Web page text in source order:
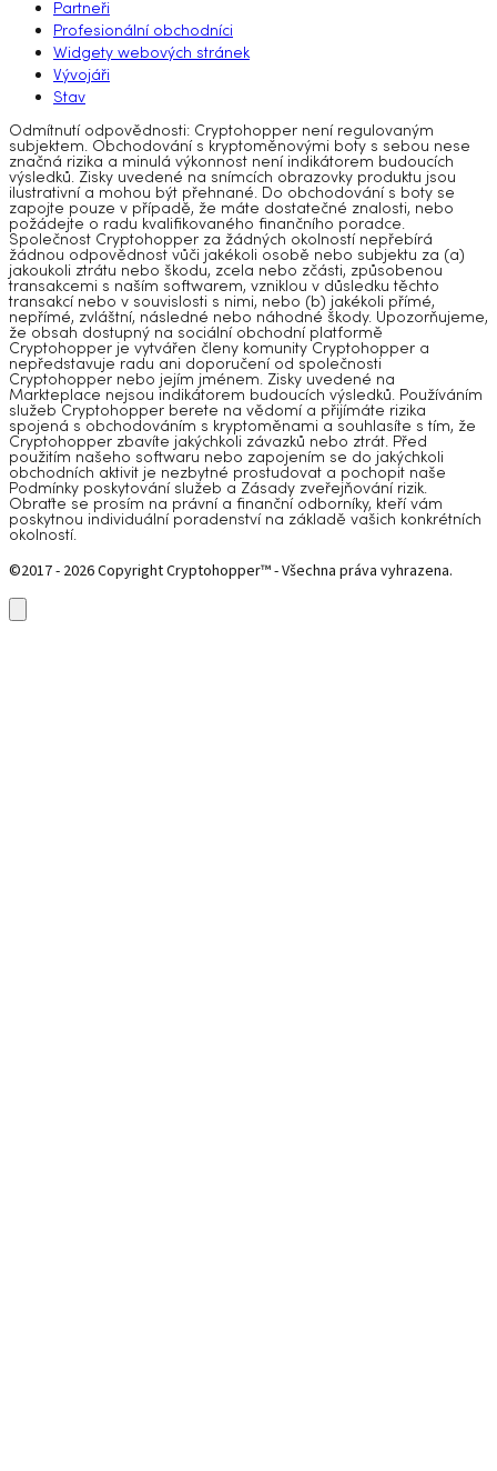
Partneři
Profesionální obchodníci
Widgety webových stránek
Vývojáři
Stav
Odmítnutí odpovědnosti: Cryptohopper není regulovaným
subjektem. Obchodování s kryptoměnovými boty s sebou nese
značná rizika a minulá výkonnost není indikátorem budoucích
výsledků. Zisky uvedené na snímcích obrazovky produktu jsou
ilustrativní a mohou být přehnané. Do obchodování s boty se
zapojte pouze v případě, že máte dostatečné znalosti, nebo
požádejte o radu kvalifikovaného finančního poradce.
Společnost Cryptohopper za žádných okolností nepřebírá
žádnou odpovědnost vůči jakékoli osobě nebo subjektu za (a)
jakoukoli ztrátu nebo škodu, zcela nebo zčásti, způsobenou
transakcemi s naším softwarem, vzniklou v důsledku těchto
transakcí nebo v souvislosti s nimi, nebo (b) jakékoli přímé,
nepřímé, zvláštní, následné nebo náhodné škody. Upozorňujeme,
že obsah dostupný na sociální obchodní platformě
Cryptohopper je vytvářen členy komunity Cryptohopper a
nepředstavuje radu ani doporučení od společnosti
Cryptohopper nebo jejím jménem. Zisky uvedené na
Markteplace nejsou indikátorem budoucích výsledků. Používáním
služeb Cryptohopper berete na vědomí a přijímáte rizika
spojená s obchodováním s kryptoměnami a souhlasíte s tím, že
Cryptohopper zbavíte jakýchkoli závazků nebo ztrát. Před
použitím našeho softwaru nebo zapojením se do jakýchkoli
obchodních aktivit je nezbytné prostudovat a pochopit naše
Podmínky poskytování služeb a Zásady zveřejňování rizik.
Obraťte se prosím na právní a finanční odborníky, kteří vám
poskytnou individuální poradenství na základě vašich konkrétních
okolností.
©2017 - 2026 Copyright Cryptohopper™ - Všechna práva vyhrazena.